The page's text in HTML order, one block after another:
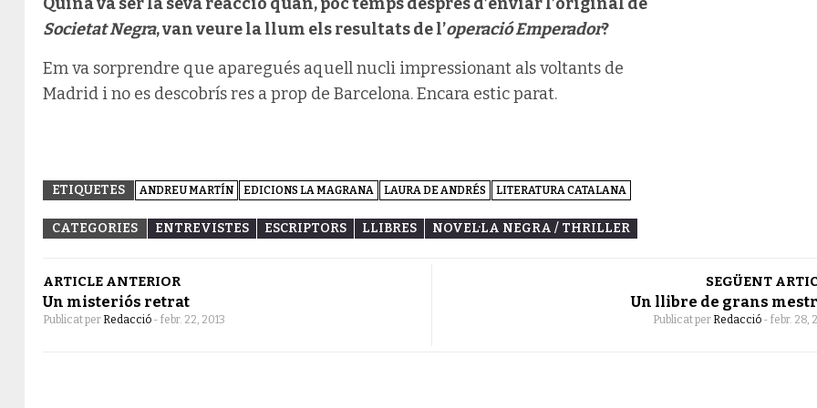
Societat Negra, van veure la llum els resultats de l’operació Emperador?
Em va sorprendre que aparegués aquell nucli impressionant als voltants de
Madrid i no es descobrís res a prop de Barcelona. Encara estic parat.
ETIQUETES ANDREU MARTÍN EDICIONS LA MAGRANA LAURA DE ANDRÉS LITERATURA CATALANA
CATEGORIES ENTREVISTES ESCRIPTORS LLIBRES NOVEL·LA NEGRA / THRILLER
ARTICLE ANTERIOR
Un misteriós retrat
Publicat per Redacció - febr. 22, 2013
SEGÜENT
Un llibre de grans
Publicat per Redacció - febr. 28,